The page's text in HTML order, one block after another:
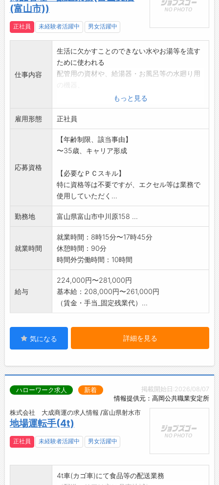
(富山市))
正社員 未経験者活躍中 男女活躍中
仕事内容
生活に欠かすことのできない水やお湯等を流す
ために使われる
配管用の資材や、給湯器・お風呂等の水廻り用
エアコン・換気扇等の空調用機器等の在庫管理
や配送業務を
担当していただきます。
※商品知識がない方にも、いちから指導させて
いただきます。
変更範囲:会社の定める業務
もっと見る
雇用形態 正社員
応募資格
【年齢制限、該当事由】
〜35歳、キャリア形成
【必要なＰＣスキル】
特に資格等は不要ですが、エクセル等は業務で
使用していただく...
勤務地 富山県富山市中川原158 ...
就業時間
就業時間：8時15分〜17時45分
休憩時間：90分
時間外労働時間：10時間
給与
224,000円〜281,000円
基本給：208,000円〜261,000円
（賃金・手当_固定残業代）...
気になる 詳細を見る
掲載開始日:2026/08/07
情報提供元：高岡公共職業安定所
ハローワーク求人 新着
株式会社 大成商運の求人情報 /富山県射水市
地場運転手(4t)
正社員 未経験者活躍中 男女活躍中
4t車(カゴ車)にて食品等の配送業務